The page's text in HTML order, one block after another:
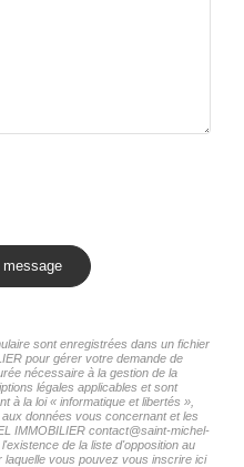
message
sont enregistrées dans un fichier
pour gérer votre demande de
nécessaire à la gestion de la
légales applicables et sont
à la loi « informatique et libertés »,
données vous concernant et les
IMMOBILIER contact@saint-michel-
de la liste d'opposition au
laquelle vous pouvez vous inscrire ici